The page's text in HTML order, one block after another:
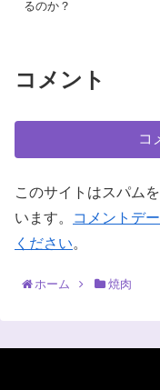
るのか？
コメント
コ
このサイトはスパム
います。
コメントデ
ください。
ホーム 焼肉